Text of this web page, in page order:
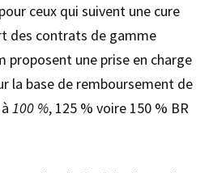
ceux qui suivent une cure
des contrats de gamme
proposent une prise en charge
la base de remboursement de
100 %, 125 % voire 150 % BR